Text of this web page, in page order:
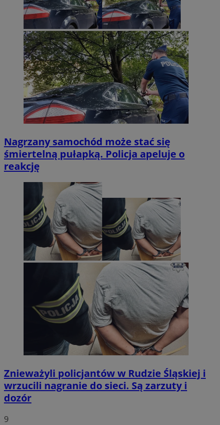
Nagrzany samochód może stać się
śmiertelną pułapką. Policja apeluje o
reakcję
Znieważyli policjantów w Rudzie Śląskiej i
wrzucili nagranie do sieci. Są zarzuty i
dozór
9